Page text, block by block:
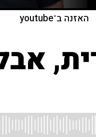
האזנה ב־youtube